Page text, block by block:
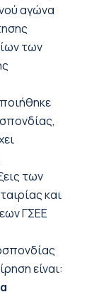
αγώνα
των
των
και
ΓΣΕΕ
είναι: